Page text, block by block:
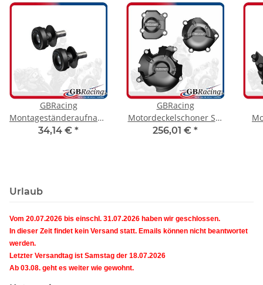
GBRacing
Montageständeraufnahme
mit Protektor M10 x 1,25
34,14 € *
GBRacing
Motordeckelschoner Set
Z800 13-17
256,01 € *
Urlaub
Vom 20.07.2026 bis einschl. 31.07.2026 haben wir geschlossen.
In dieser Zeit findet kein Versand statt. Emails können nicht beantwortet
werden.
Letzter Versandtag ist Samstag der 18.07.2026
Ab 03.08. geht es weiter wie gewohnt.